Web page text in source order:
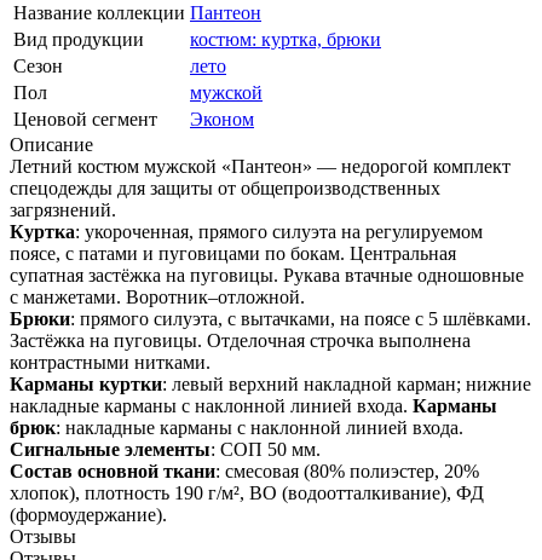
Название коллекции Пантеон
Вид продукции
костюм: куртка, брюки
Сезон
лето
Пол
мужской
Ценовой сегмент
Эконом
Описание
Летний костюм мужской «Пантеон» — недорогой комплект
спецодежды для защиты от общепроизводственных
загрязнений.
Куртка: укороченная, прямого силуэта на регулируемом
поясе, с патами и пуговицами по бокам. Центральная
супатная застёжка на пуговицы. Рукава втачные одношовные
с манжетами. Воротник–отложной.
Брюки: прямого силуэта, с вытачками, на поясе с 5 шлёвками.
Застёжка на пуговицы. Отделочная строчка выполнена
контрастными нитками.
Карманы куртки: левый верхний накладной карман; нижние
накладные карманы с наклонной линией входа. Карманы
брюк: накладные карманы с наклонной линией входа.
Сигнальные элементы: СОП 50 мм.
Состав основной ткани: смесовая (80% полиэстер, 20%
хлопок), плотность 190 г/м², ВО (водоотталкивание), ФД
(формоудержание).
Отзывы